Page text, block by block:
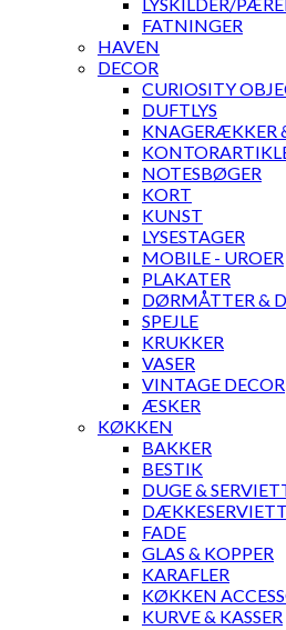
FATNINGER
HAVEN
DECOR
CURIOSITY
DUFTLYS
KNAGERÆKKER
NOTESBØGER
KORT
KUNST
LYSESTAGER
MOBILE - UROER
PLAKATER
DØRMÅTTER &
SPEJLE
KRUKKER
VASER
VINTAGE DECOR
ÆSKER
KØKKEN
BAKKER
BESTIK
DUGE &
FADE
GLAS & KOPPER
KARAFLER
KØKKEN
KURVE & KASSER